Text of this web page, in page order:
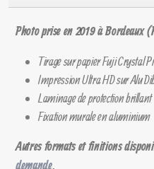
Photo prise en 2019 à Bordeaux
Tirage sur papier Fuji Crystal
Impression Ultra HD sur Alu
Laminage de protection brillant
Fixation murale en aluminium
Autres formats et finitions